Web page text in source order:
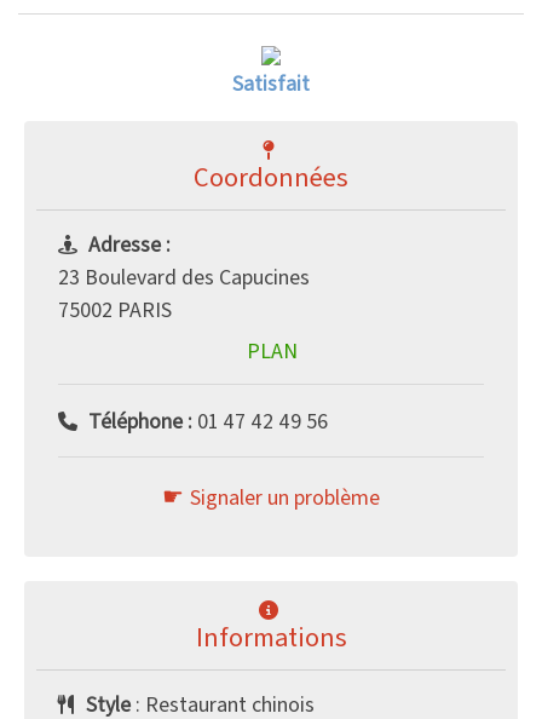
Satisfait
Coordonnées
Adresse :
23 Boulevard des Capucines
75002 PARIS
PLAN
Téléphone : 01 47 42 49 56
Signaler un problème
Informations
Style : Restaurant chinois